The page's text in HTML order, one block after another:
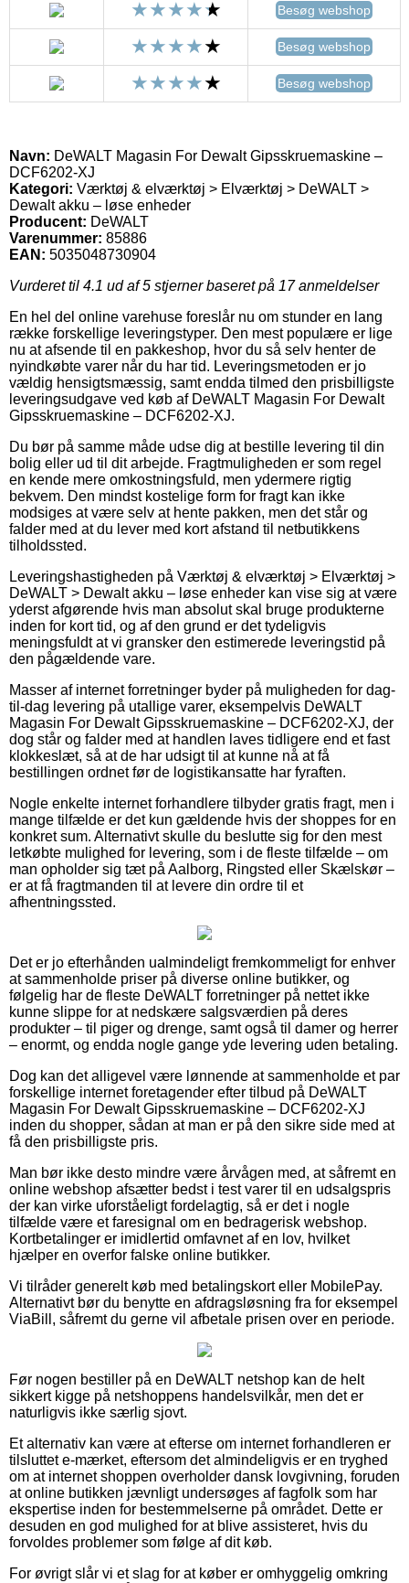
Besøg webshop
Besøg webshop
Besøg webshop
Navn: DeWALT Magasin For Dewalt Gipsskruemaskine –
DCF6202-XJ
Kategori: Værktøj & elværktøj > Elværktøj > DeWALT >
Dewalt akku – løse enheder
Producent: DeWALT
Varenummer: 85886
EAN: 5035048730904
Vurderet til 4.1 ud af 5 stjerner baseret på 17anmeldelser
En hel del online varehuse foreslår nu om stunder en lang
række forskellige leveringstyper. Den mest populære er lige
nu at afsende til en pakkeshop, hvor du så selv henter de
nyindkøbte varer når du har tid. Leveringsmetoden er jo
vældig hensigtsmæssig, samt endda tilmed den prisbilligste
leveringsudgave ved køb af DeWALT Magasin For Dewalt
Gipsskruemaskine – DCF6202-XJ.
Du bør på samme måde udse dig at bestille levering til din
bolig eller ud til dit arbejde. Fragtmuligheden er som regel
en kende mere omkostningsfuld, men ydermere rigtig
bekvem. Den mindst kostelige form for fragt kan ikke
modsiges at være selv at hente pakken, men det står og
falder med at du lever med kort afstand til netbutikkens
tilholdssted.
Leveringshastigheden på Værktøj & elværktøj > Elværktøj >
DeWALT > Dewalt akku – løse enheder kan vise sig at være
yderst afgørende hvis man absolut skal bruge produkterne
inden for kort tid, og af den grund er det tydeligvis
meningsfuldt at vi gransker den estimerede leveringstid på
den pågældende vare.
Masser af internet forretninger byder på muligheden for dag-
til-dag levering på utallige varer, eksempelvis DeWALT
Magasin For Dewalt Gipsskruemaskine – DCF6202-XJ, der
dog står og falder med at handlen laves tidligere end et fast
klokkeslæt, så at de har udsigt til at kunne nå at få
bestillingen ordnet før de logistikansatte har fyraften.
Nogle enkelte internet forhandlere tilbyder gratis fragt, men i
mange tilfælde er det kun gældende hvis der shoppes for en
konkret sum. Alternativt skulle du beslutte sig for den mest
letkøbte mulighed for levering, som i de fleste tilfælde – om
man opholder sig tæt på Aalborg, Ringsted eller Skælskør –
er at få fragtmanden til at levere din ordre til et
afhentningssted.
Det er jo efterhånden ualmindeligt fremkommeligt for enhver
at sammenholde priser på diverse online butikker, og
følgelig har de fleste DeWALT forretninger på nettet ikke
kunne slippe for at nedskære salgsværdien på deres
produkter – til piger og drenge, samt også til damer og herrer
– enormt, og endda nogle gange yde levering uden betaling.
Dog kan det alligevel være lønnende at sammenholde et par
forskellige internet foretagender efter tilbud på DeWALT
Magasin For Dewalt Gipsskruemaskine – DCF6202-XJ
inden du shopper, sådan at man er på den sikre side med at
få den prisbilligste pris.
Man bør ikke desto mindre være årvågen med, at såfremt en
online webshop afsætter bedst i test varer til en udsalgspris
der kan virke uforståeligt fordelagtig, så er det i nogle
tilfælde være et faresignal om en bedragerisk webshop.
Kortbetalinger er imidlertid omfavnet af en lov, hvilket
hjælper en overfor falske online butikker.
Vi tilråder generelt køb med betalingskort eller MobilePay.
Alternativt bør du benytte en afdragsløsning fra for eksempel
ViaBill, såfremt du gerne vil afbetale prisen over en periode.
Før nogen bestiller på en DeWALT netshop kan de helt
sikkert kigge på netshoppens handelsvilkår, men det er
naturligvis ikke særlig sjovt.
Et alternativ kan være at efterse om internet forhandleren er
tilsluttet e-mærket, eftersom det almindeligvis er en tryghed
om at internet shoppen overholder dansk lovgivning, foruden
at online butikken jævnligt undersøges af fagfolk som har
ekspertise inden for bestemmelserne på området. Dette er
desuden en god mulighed for at blive assisteret, hvis du
forvoldes problemer som følge af dit køb.
For øvrigt slår vi et slag for at køber er omhyggelig omkring